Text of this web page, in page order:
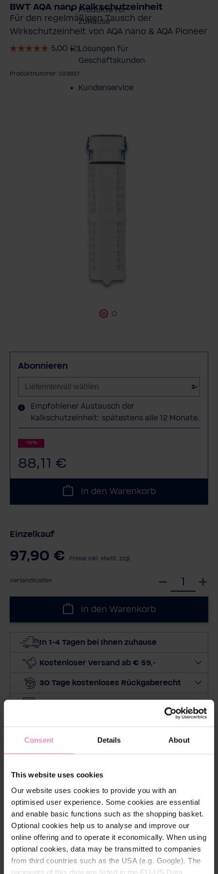
Consent Details About
This website uses cookies
Our website uses cookies to provide you with an
optimised user experience. Some cookies are essential
and enable basic functions such as the shopping basket.
Optional cookies help us to analyse and improve our
online offering and to operate it economically. When using
optional cookies, data may be transmitted to companies
from third countries such as the USA (e.g. Google). The
recipients of this data are listed in the EU-US Data
Produkte für
Zuhause
Lösungen für
Geschäftskunden
Kundenservice
BWT im Sport
BWT AQA nano Kalkschutzeinheit
Für den regelmäßigen Tausch der
Wirkschutzeinheit von AQA nano & AQA Pioneer
Produktnummer: 023937
Abonnieren
Empfohlener Austausch der
Kalkschutzeinheit: spätestens alle 12 Monate.
-10%
88,11 €
In den Warenkorb
Einzelkauf
97,90 € Preise inkl. MwSt. zzgl.
Versandkosten
W
e
e
e
g
e
s
In den Warenkorb
In 1-4 Tagen bei Ihnen zuhause
Kostenloser Versand ab € 59,-
30 Tage kostenloses Rückgaberecht
KAPAZITÄT:110 m³ (± 10 %), bei einer maximal
empfohlenen Betriebsdauer von 1 Jahr
LIEFERUMFANG:1 Kalkschutzeinheit, 1 Paar
Hygienehandschuhe
VERSANDKOSTENFREI ABONNIEREN:Im
praktischen Abo versandkostenfrei! Abo kann
flexibel und jederzeit gekündigt werden.